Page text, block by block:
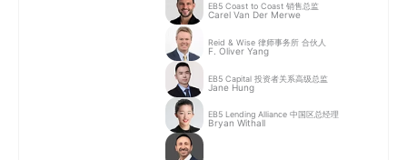
Carel Van Der Merwe
EB5 Coast to Coast 销售总监
F. Oliver Yang
Reid & Wise 律师事务所 合伙人
Jane Hung
EB5 Capital 投资者关系高级总监
Bryan Withall
EB5 Lending Alliance 中国区总经理